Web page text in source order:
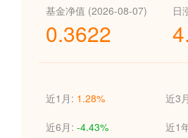
基金净值 (2026-08-07)
0.3622
日
近1月: 1.28% 近3
近6月: -4.43% 近1